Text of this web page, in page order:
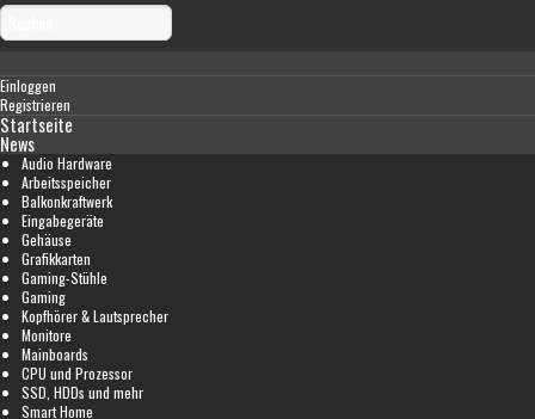
Einloggen
Registrieren
Startseite
News
Audio Hardware
Arbeitsspeicher
Balkonkraftwerk
Eingabegeräte
Gehäuse
Grafikkarten
Gaming-Stühle
Gaming
Kopfhörer & Lautsprecher
Monitore
Mainboards
CPU und Prozessor
SSD, HDDs und mehr
Smart Home